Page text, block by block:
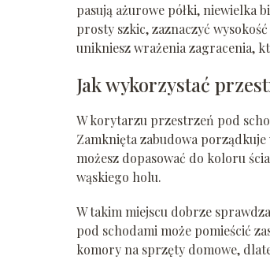
pasują ażurowe półki, niewielka
prosty szkic, zaznaczyć
unikniesz wrażenia zagracenia,
Jak wykorzystać
W korytarzu przestrzeń pod
Zamknięta zabudowa
możesz dopasować do koloru
wąskiego holu.
W takim miejscu dobrze
pod schodami może pomieścić
komory na sprzęty domowe,